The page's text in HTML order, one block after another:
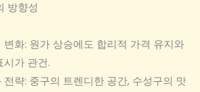
방향성
변화: 원가 상승에도 합리적 가격 유지와
시가 관건.
전략: 중구의 트렌디한 공간, 수성구의 맛